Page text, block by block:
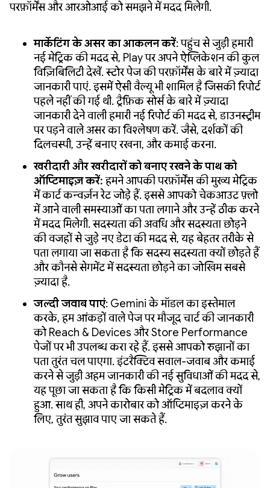
परफ़ॉर्मेंस और आरओआई को समझने में मदद मिलेगी.
मार्केटिंग के असर का आकलन करें: पहुंच से जुड़ी हमारी
नई मेट्रिक की मदद से, Play पर अपने ऐप्लिकेशन की कुल
विज़िबिलिटी देखें. स्टोर पेज की परफ़ॉर्मेंस के बारे में ज़्यादा
जानकारी पाएं. इसमें ऐसी वैल्यू भी शामिल है जिसकी रिपोर्ट
पहले नहीं की गई थी. ट्रैफ़िक सोर्स के बारे में ज़्यादा
जानकारी देने वाली हमारी नई रिपोर्ट की मदद से, डाउनस्ट्रीम
पर पड़ने वाले असर का विश्लेषण करें. जैसे, दर्शकों की
दिलचस्पी, उन्हें बनाए रखना, और कमाई करना.
खरीदारी और खरीदारों को बनाए रखने के पाथ को
ऑप्टिमाइज़ करें:हमने आपकी परफ़ॉर्मेंस की मुख्य मेट्रिक
में कार्ट कन्वर्ज़न रेट जोड़े हैं. इससे आपको चेकआउट फ़्लो
में आने वाली समस्याओं का पता लगाने और उन्हें ठीक करने
में मदद मिलेगी. सदस्यता की अवधि और सदस्यता छोड़ने
की वजहों से जुड़े नए डेटा की मदद से, यह बेहतर तरीके से
पता लगाया जा सकता है कि सदस्य सदस्यता क्यों छोड़ते हैं
और कौनसे सेगमेंट में सदस्यता छोड़ने का जोखिम सबसे
ज़्यादा है.
जल्दी जवाब पाएं: Gemini के मॉडल का इस्तेमाल
करके, हम आंकड़ों वाले पेज पर मौजूद चार्ट की जानकारी
को Reach & Devices और Store Performance
पेजों पर भी उपलब्ध करा रहे हैं. इससे आपको रुझानों का
पता तुरंत चल पाएगा. इंटरैक्टिव सवाल-जवाब और कमाई
करने से जुड़ी अहम जानकारी की नई सुविधाओं की मदद से,
यह पूछा जा सकता है कि किसी मेट्रिक में बदलाव क्यों
हुआ. साथ ही, अपने कारोबार को ऑप्टिमाइज़ करने के
लिए, तुरंत सुझाव पाए जा सकते हैं.